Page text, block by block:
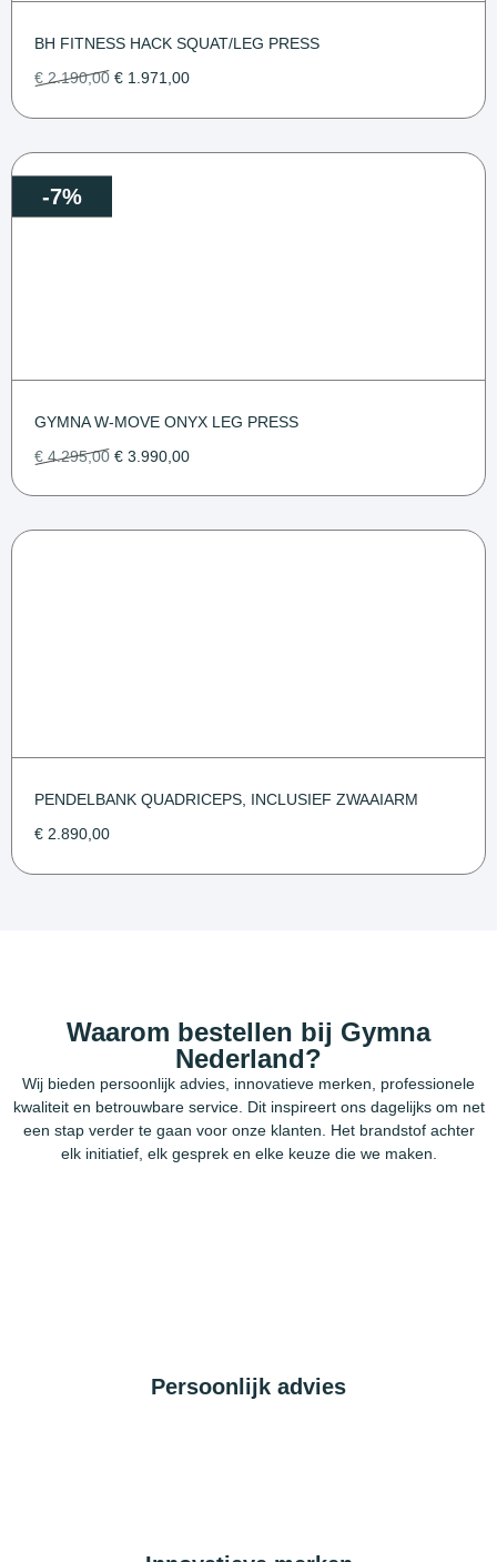
BH FITNESS HACK SQUAT/LEG PRESS
€2.190,00 € 1.971,00
-7%
GYMNA W-MOVE ONYX LEG PRESS
€ 4.295,00 € 3.990,00
PENDELBANK QUADRICEPS, INCLUSIEF ZWAAIARM
€ 2.890,00
Waarom bestellen bij Gymna
Nederland?
Wij bieden persoonlijk advies, innovatieve merken, professionele
kwaliteit en betrouwbare service. Dit inspireert ons dagelijks om net
een stap verder te gaan voor onze klanten. Het brandstof achter
elk initiatief, elk gesprek en elke keuze die we maken.
Persoonlijk advies